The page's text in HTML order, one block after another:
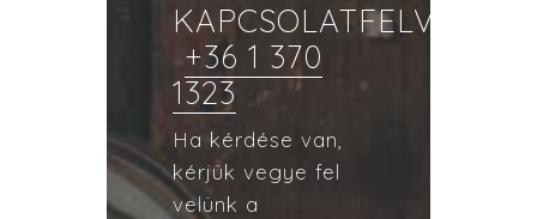
KAPCSOLATFELVÉTEL
+36 1 370
1323
Ha kérdése van,
kérjük vegye fel
velünk a